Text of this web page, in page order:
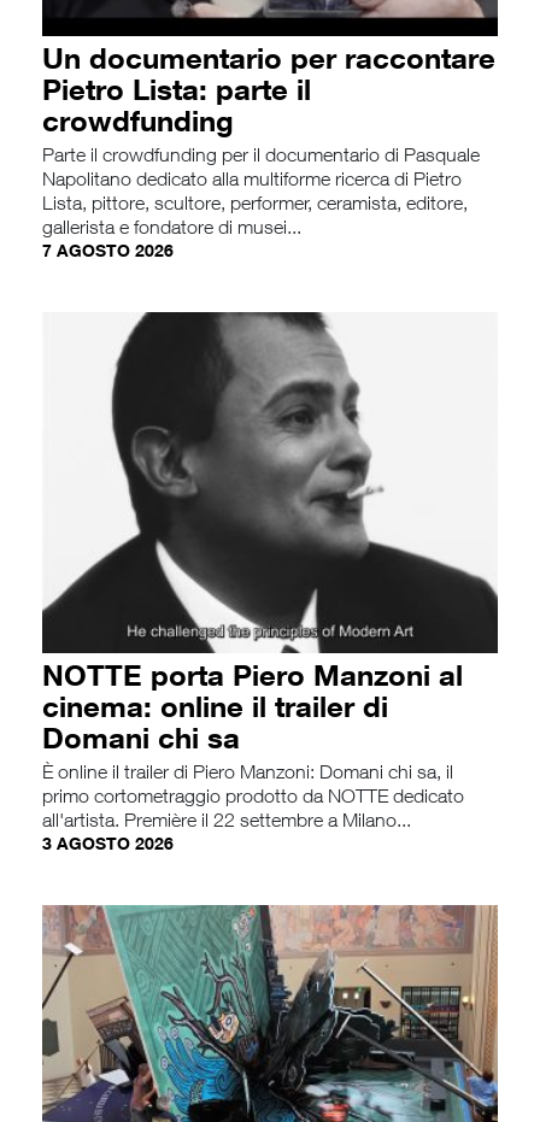
Un documentario per raccontare
Pietro Lista: parte il
crowdfunding
Parte il crowdfunding per il documentario di Pasquale
Napolitano dedicato alla multiforme ricerca di Pietro
Lista, pittore, scultore, performer, ceramista, editore,
gallerista e fondatore di musei...
7 AGOSTO 2026
NOTTE porta Piero Manzoni al
cinema: online il trailer di
Domani chi sa
È online il trailer di Piero Manzoni: Domani chi sa, il
primo cortometraggio prodotto da NOTTE dedicato
all'artista. Première il 22 settembre a Milano...
3 AGOSTO 2026